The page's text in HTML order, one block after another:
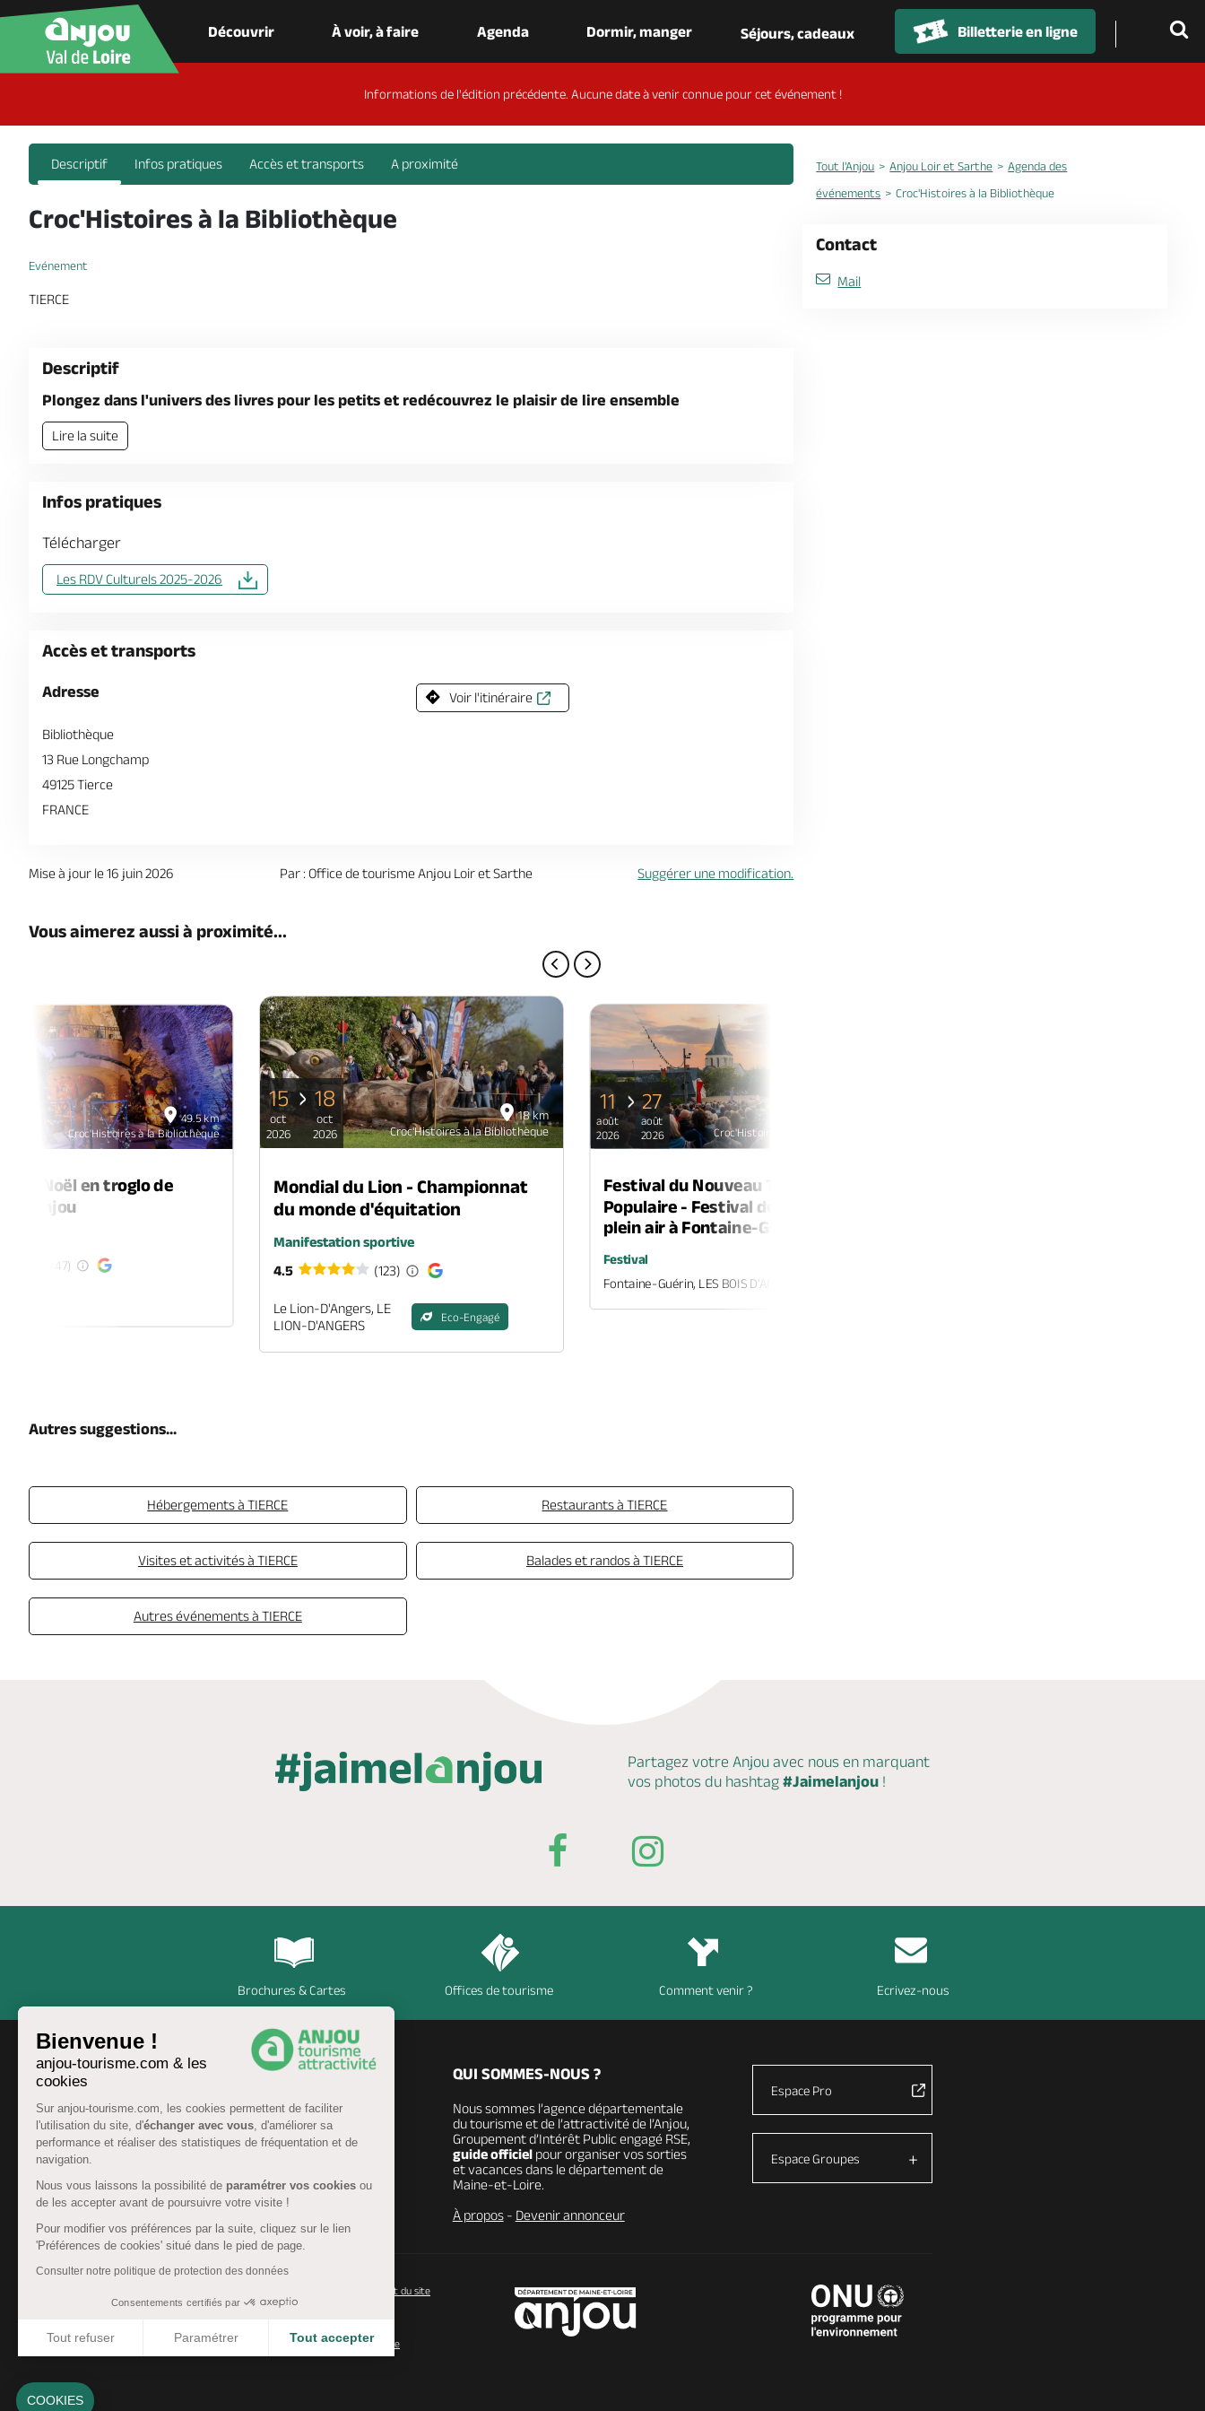
Bienvenue !
anjou-tourisme.com & les
cookies
Sur anjou-tourisme.com, les cookies permettent de faciliter
l'utilisation du site, d'échanger avec vous, d'améliorer sa
performance et réaliser des statistiques de fréquentation et de
navigation.
Nous vous laissons la possibilité de paramétrer vos cookies ou
de les accepter avant de poursuivre votre visite !
Pour modifier vos préférences par la suite, cliquez sur le lien
'Préférences de cookies' situé dans le pied de page.
Consulter notre politique de protection des données
Consentements certifiés par
Tout refuser Paramétrer Tout accepter
Notre plateforme vous permet d'adapter et de gérer vos paramètres de confidentialité, en garantissant la conformité avec les réglementations. Personnalisez vos
COOKIES
Découvrir À voir, à faire Agenda Dormir, manger Séjours, cadeaux Billetterie en ligne
Informations de l'édition précédente. Aucune date à venir connue pour cet événement !
Descriptif Infos pratiques Accès et transports A proximité
Croc'Histoires à la Bibliothèque
Evénement
TIERCE
Descriptif
Plongez dans l'univers des livres pour les petits et redécouvrez le plaisir de lire ensemble
Lire la suite
Infos pratiques
Télécharger
Les RDV Culturels 2025-2026
Accès et transports
Adresse
Bibliothèque
13 Rue Longchamp
49125 Tierce
FRANCE
Voir l'itinéraire
Mise à jour le 16 juin 2026 Par : Office de tourisme Anjou Loir et Sarthe Suggérer une modification.
Vous aimerez aussi à proximité...
49.5 km
Croc'Histoires à la Bibliothèque
de Noël en troglo de
en-Anjou
(47)
18 km
Croc'Histoires à la Bibliothèque
15
oct
2026
18
oct
2026
Mondial du Lion - Championnat
du monde d'équitation
Manifestation sportive
4.5
(123)
Le Lion-D'Angers, LE
LION-D'ANGERS
Eco-Engagé
Croc'Histoires à la Bibliothèque
11
août
2026
27
août
2026
Festival du Nouveau Théâtre
Populaire - Festival de théâtre en
plein air à Fontaine-Guérin
Festival
Fontaine-Guérin, LES BOIS D'ANJOU
Autres suggestions...
Hébergements à TIERCE Restaurants à TIERCE
Visites et activités à TIERCE Balades et randos à TIERCE
Autres événements à TIERCE
Tout l'Anjou Anjou Loir et Sarthe
Agenda des
événements
Croc'Histoires à la Bibliothèque
Contact
Mail
Partagez votre Anjou avec nous en marquant
vos photos du hashtag #Jaimelanjou !
Brochures & Cartes Offices de tourisme Comment venir ? Ecrivez-nous
QUI SOMMES-NOUS ?
Nous sommes l’agence départementale
du tourisme et de l’attractivité de l’Anjou,
Groupement d’Intérêt Public engagé RSE,
guide officielpour organiser vos sorties
et vacances dans le département de
Maine-et-Loire.
À propos- Devenir annonceur
Espace Pro
Espace Groupes
Fonctionnement du site
CGU Réservation-Accessibilité : partiellement conforme